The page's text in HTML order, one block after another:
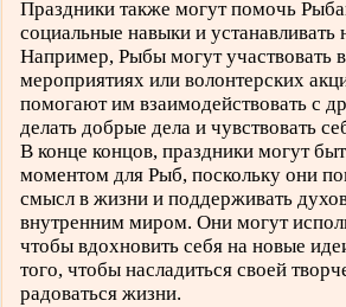
Праздники также могут помочь
социальные навыки и устанавливать
Например, Рыбы могут участвовать
мероприятиях или волонтерских
помогают им взаимодействовать с
делать добрые дела и чувствовать
В конце концов, праздники могут
моментом для Рыб, поскольку они
смысл в жизни и поддерживать
внутренним миром. Они могут
чтобы вдохновить себя на новые
того, чтобы насладиться своей
радоваться жизни.